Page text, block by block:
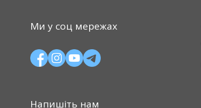
Ми у соц мережах
Напишіть нам